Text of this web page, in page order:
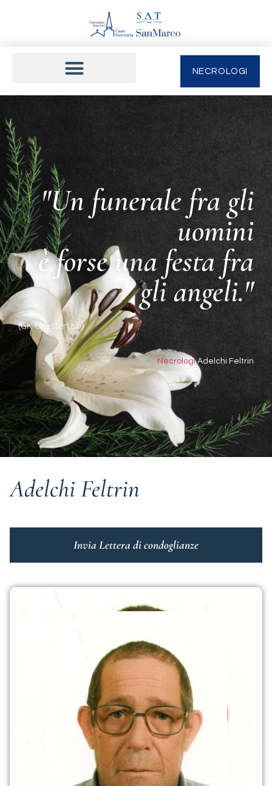
NECROLOGI
"Un funerale fra gli
uomini
è forse una festa fra
gli angeli."
(GK Chesterton)
Necrologi Adelchi Feltrin
Adelchi Feltrin
Invia Lettera di condoglianze